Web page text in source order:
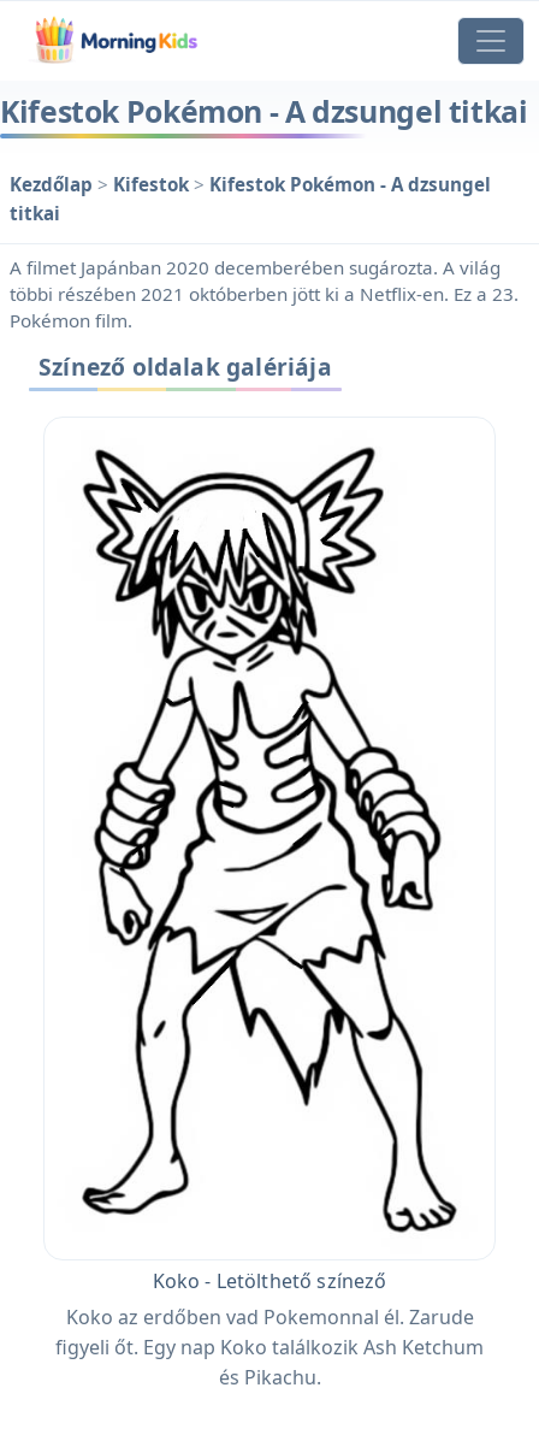
Kifestok Pokémon - A dzsungel titkai
Kezdőlap > Kifestok > Kifestok Pokémon - A dzsungel
titkai
A filmet Japánban 2020 decemberében sugározta. A világ
többi részében 2021 októberben jött ki a Netflix-en. Ez a 23.
Pokémon film.
Színező oldalak galériája
Koko - Letölthető színező
Koko az erdőben vad Pokemonnal él. Zarude
figyeli őt. Egy nap Koko találkozik Ash Ketchum
és Pikachu.